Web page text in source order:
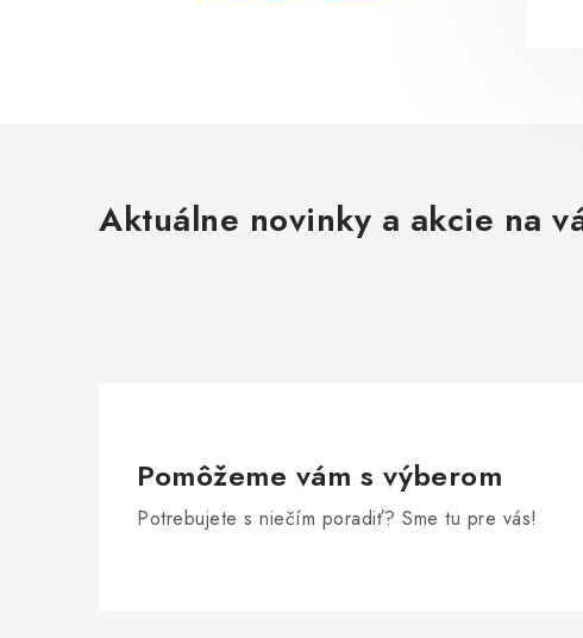
Aktuálne novinky a akcie na
Pomôžeme vám s výberom
Potrebujete s niečím poradiť? Sme tu pre vás!